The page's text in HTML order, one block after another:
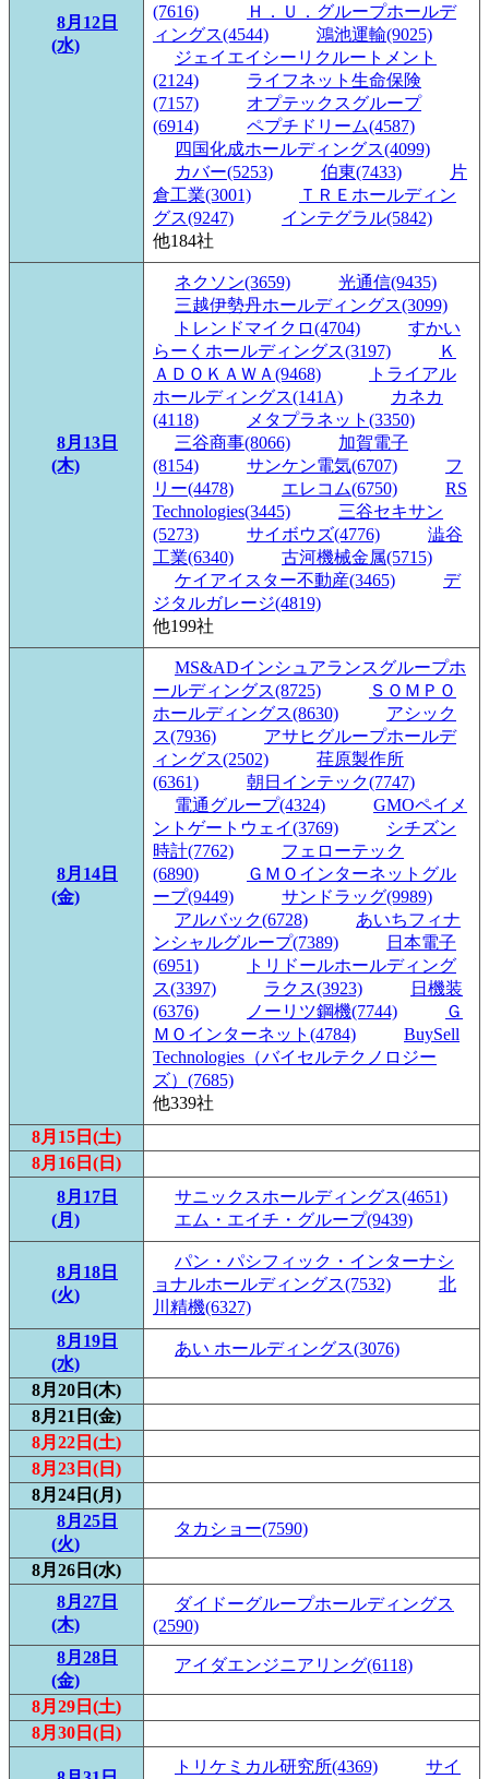
8月12日
(水)
(7616)
Ｈ．Ｕ．グループホールデ
ィングス(4544)
鴻池運輸(9025)
ジェイエイシーリクルートメント
(2124)
ライフネット生命保険
(7157)
オプテックスグループ
(6914)
ペプチドリーム(4587)
四国化成ホールディングス(4099)
カバー(5253)
伯東(7433)
片
倉工業(3001)
ＴＲＥホールディン
グス(9247)
インテグラル(5842)
他184社
8月13日
(木)
ネクソン(3659)
光通信(9435)
三越伊勢丹ホールディングス(3099)
トレンドマイクロ(4704)
すかい
らーくホールディングス(3197)
Ｋ
ＡＤＯＫＡＷＡ(9468)
トライアル
ホールディングス(141A)
カネカ
(4118)
メタプラネット(3350)
三谷商事(8066)
加賀電子
(8154)
サンケン電気(6707)
フ
リー(4478)
エレコム(6750)
RS
Technologies(3445)
三谷セキサン
(5273)
サイボウズ(4776)
澁谷
工業(6340)
古河機械金属(5715)
ケイアイスター不動産(3465)
デ
ジタルガレージ(4819)
他199社
8月14日
(金)
MS&ADインシュアランスグループホ
ールディングス(8725)
ＳＯＭＰＯ
ホールディングス(8630)
アシック
ス(7936)
アサヒグループホールデ
ィングス(2502)
荏原製作所
(6361)
朝日インテック(7747)
電通グループ(4324)
GMOペイメ
ントゲートウェイ(3769)
シチズン
時計(7762)
フェローテック
(6890)
ＧＭＯインターネットグル
ープ(9449)
サンドラッグ(9989)
アルバック(6728)
あいちフィナ
ンシャルグループ(7389)
日本電子
(6951)
トリドールホールディング
ス(3397)
ラクス(3923)
日機装
(6376)
ノーリツ鋼機(7744)
Ｇ
ＭＯインターネット(4784)
BuySell
Technologies（バイセルテクノロジー
ズ）(7685)
他339社
8月15日(土)
8月16日(日)
8月17日
(月)
サニックスホールディングス(4651)
エム・エイチ・グループ(9439)
8月18日
(火)
パン・パシフィック・インターナシ
ョナルホールディングス(7532)
北
川精機(6327)
8月19日
(水)
あい ホールディングス(3076)
8月20日(木)
8月21日(金)
8月22日(土)
8月23日(日)
8月24日(月)
8月25日
(火)
タカショー(7590)
8月26日(水)
8月27日
(木)
ダイドーグループホールディングス
(2590)
8月28日
(金)
アイダエンジニアリング(6118)
8月29日(土)
8月30日(日)
トリケミカル研究所(4369) サイ